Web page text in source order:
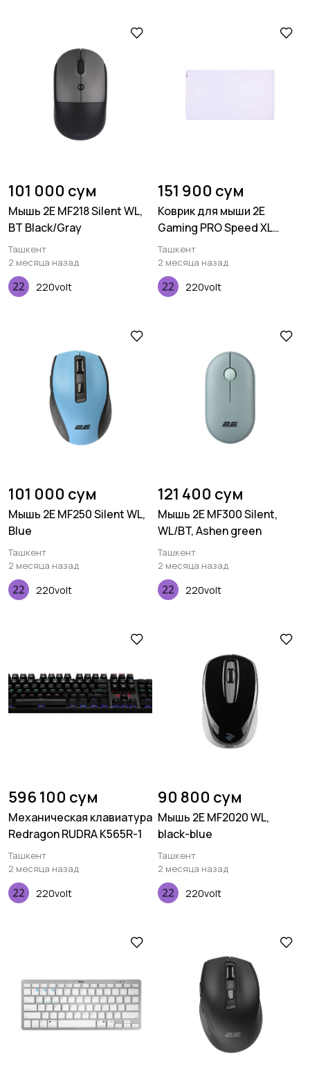
101 000 сум
Мышь 2E MF218 Silent WL,
BT Black/Gray
Ташкент
2 месяца назад
220volt
151 900 сум
Коврик для мыши 2E
Gaming PRO Speed XL
White (800*450*3мм)
Ташкент
2 месяца назад
220volt
101 000 сум
Мышь 2E MF250 Silent WL,
Blue
Ташкент
2 месяца назад
220volt
121 400 сум
Мышь 2E MF300 Silent,
WL/BT, Ashen green
Ташкент
2 месяца назад
220volt
596 100 сум
Механическая клавиатура
Redragon RUDRA K565R-1
Ташкент
2 месяца назад
220volt
90 800 сум
Мышь 2E MF2020 WL,
black-blue
Ташкент
2 месяца назад
220volt